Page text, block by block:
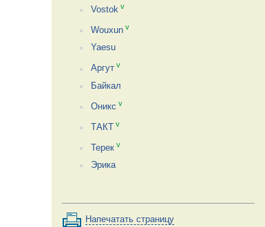
Vostok v
Wouxun v
Yaesu
Аргут v
Байкал
Оникс v
ТАКТ v
Терек v
Эрика
Напечатать страницу